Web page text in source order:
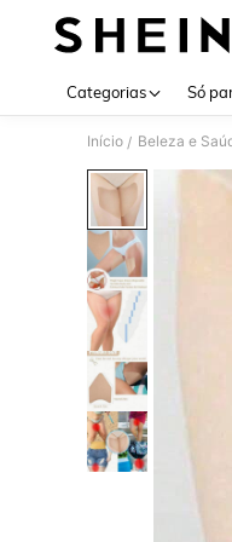
Categorias Só
Início / Beleza e